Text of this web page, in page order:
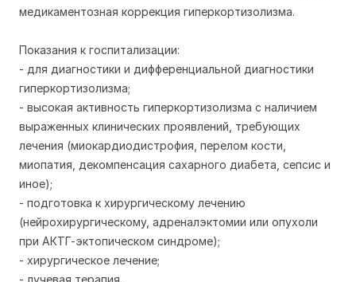
медикаментозная коррекция гиперкортизолизма.
Показания к госпитализации:
- для диагностики и дифференциальной диагностики
гиперкортизолизма;
- высокая активность гиперкортизолизма с наличием
выраженных клинических проявлений, требующих
лечения (миокардиодистрофия, перелом кости,
миопатия, декомпенсация сахарного диабета, сепсис и
иное);
- подготовка к хирургическому лечению
(нейрохирургическому, адреналэктомии или опухоли
при АКТГ-эктопическом синдроме);
- хирургическое лечение;
- лучевая терапия.